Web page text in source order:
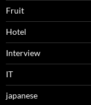
Fruit
Hotel
Interview
IT
japanese